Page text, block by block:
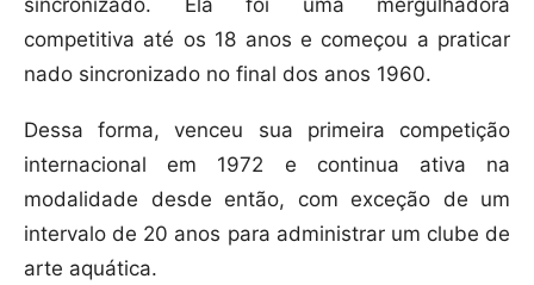
sincronizado. Ela foi uma mergulhadora
competitiva até os 18 anos e começou a praticar
nado sincronizado no final dos anos 1960.
Dessa forma, venceu sua primeira competição
internacional em 1972 e continua ativa na
modalidade desde então, com exceção de um
intervalo de 20 anos para administrar um clube de
arte aquática.